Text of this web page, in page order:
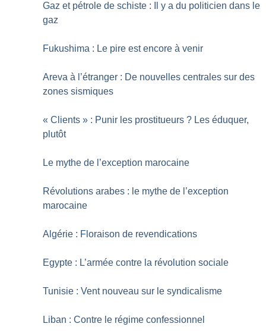
Gaz et pétrole de schiste : Il y a du politicien dans le
gaz
Fukushima : Le pire est encore à venir
Areva à l’étranger : De nouvelles centrales sur des
zones sismiques
« Clients » : Punir les prostitueurs ? Les éduquer,
plutôt
Le mythe de l’exception marocaine
Révolutions arabes : le mythe de l’exception
marocaine
Algérie : Floraison de revendications
Egypte : L’armée contre la révolution sociale
Tunisie : Vent nouveau sur le syndicalisme
Liban : Contre le régime confessionnel